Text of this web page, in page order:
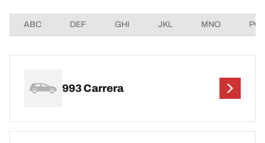
ABC DEF GHI JKL MNO
993 Carrera